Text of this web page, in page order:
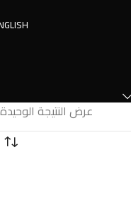
عرض النتيجة الوحيدة